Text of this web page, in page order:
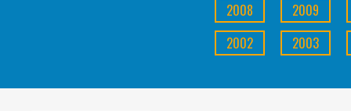
2009
2008
2003
2002